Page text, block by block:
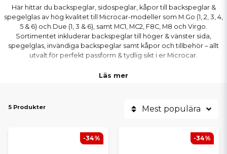
Här hittar du backspeglar, sidospeglar, kåpor till backspeglar &
spegelglas av hög kvalitet till Microcar-modeller som M.Go (1, 2, 3, 4,
5 & 6) och Due (1, 3 & 6), samt MC1, MC2, F8C, M8 och Virgo.
Sortimentet inkluderar backspeglar till höger & vänster sida,
spegelglas, invändiga backspeglar samt kåpor och tillbehör – allt
utvalt för perfekt passform & tydlig sikt i er Microcar.
Läs mer
5 Produkter Mest populära
-34% -34%